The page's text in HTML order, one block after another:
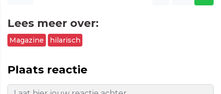
Lees meer over:
Magazine hilarisch
Plaats reactie